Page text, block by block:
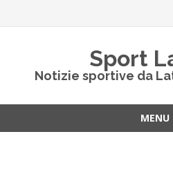
Sport
Notizie sportive da
MENU